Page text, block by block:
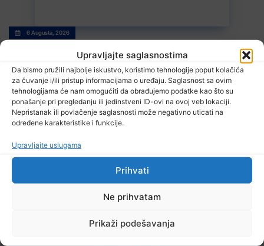
Upravljajte saglasnostima
Da bismo pružili najbolje iskustvo, koristimo tehnologije poput kolačića
za čuvanje i/ili pristup informacijama o uređaju. Saglasnost sa ovim
tehnologijama će nam omogućiti da obrađujemo podatke kao što su
ponašanje pri pregledanju ili jedinstveni ID-ovi na ovoj veb lokaciji.
Nepristanak ili povlačenje saglasnosti može negativno uticati na
određene karakteristike i funkcije.
Upravljajte uslugama
Prihvati
Ne prihvatam
Prikaži podešavanja
6 Augusta, 2026
promociju stranaka
EUFOR izveo vježbu nedaleko od Foče, uoči vježbe ‘Brzi odgovor
2026’